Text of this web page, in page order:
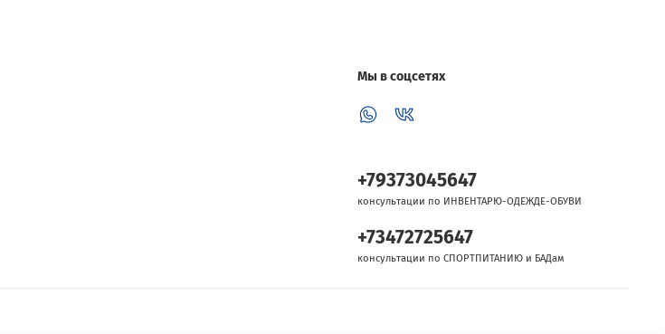
Мы в соцсетях
+79373045647
консультации по ИНВЕНТАРЮ-ОДЕЖДЕ-ОБУВИ
+73472725647
консультации по СПОРТПИТАНИЮ и БАДам